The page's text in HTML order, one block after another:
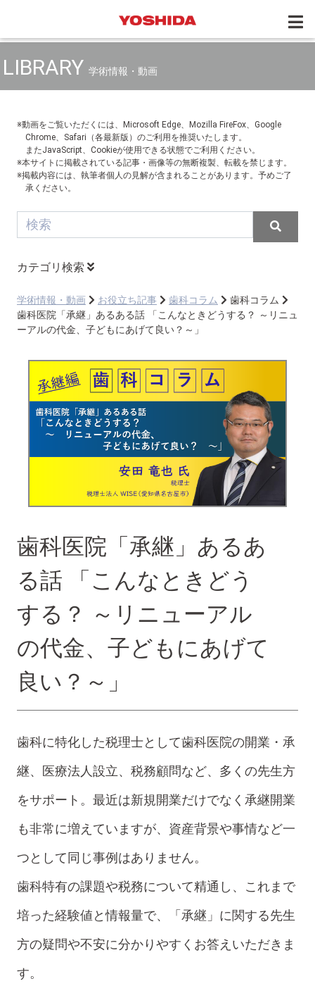
LIBRARY 学術情報・動画
※動画をご覧いただくには、Microsoft Edge、Mozilla FireFox、Google
Chrome、Safari（各最新版）のご利用を推奨いたします。
またJavaScript、Cookieが使用できる状態でご利用ください。
※本サイトに掲載されている記事・画像等の無断複製、転載を禁じます。
※掲載内容には、執筆者個人の見解が含まれることがあります。予めご了
承ください。
カテゴリ検索
学術情報・動画 お役立ち記事 歯科コラム
歯科コラム
歯科医院「承継」あるある話 「こんなときどうする？ ～リニュ
ーアルの代金、子どもにあげて良い？～」
歯科医院「承継」あるあ
る話 「こんなときどう
する？ ～リニューアル
の代金、子どもにあげて
良い？～」
歯科に特化した税理士として歯科医院の開業・承
継、医療法人設立、税務顧問など、多くの先生方
をサポート。最近は新規開業だけでなく承継開業
も非常に増えていますが、資産背景や事情など一
つとして同じ事例はありません。
歯科特有の課題や税務について精通し、これまで
培った経験値と情報量で、「承継」に関する先生
方の疑問や不安に分かりやすくお答えいただきま
す。